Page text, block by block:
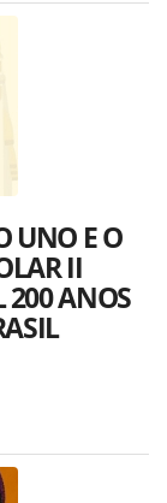
UNO E O
II
200 ANOS